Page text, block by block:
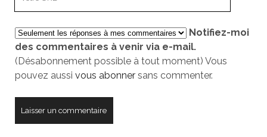
votre
site
Notifiez-moi
des commentaires à venir via e-mail.
(Désabonnement possible à tout moment) Vous
pouvez aussi vous abonnersans commenter.